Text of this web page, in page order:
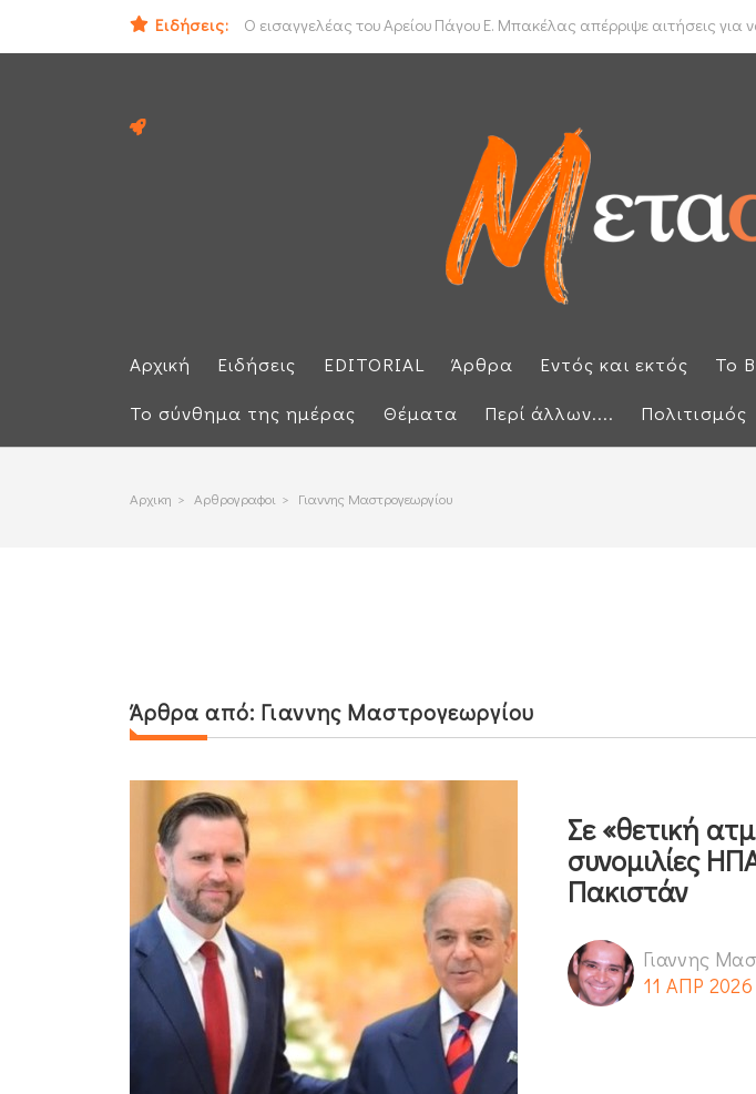
Ειδήσεις:
Ο εισαγγελέας του Αρείου Πάγου Ε. Μπακέλας απέρριψε αιτήσεις για
ΟΟΣΑ: Στην τελευταία θέση η Ελλάδα για το πραγματικό διαθέσιμο
Αρχική Ειδήσεις EDITORIAL Άρθρα Εντός και εκτός Το
Το σύνθημα της ημέρας
Θέματα Περί άλλων.... Πολιτισμός
Αρχικη > Αρθρογραφοι > Γιαννης Μαστρογεωργίου
Άρθρα από: Γιαννης Μαστρογεωργίου
Σε «θετική
συνομιλίες
Πακιστάν
Γιαννης
11 ΑΠΡ 2026